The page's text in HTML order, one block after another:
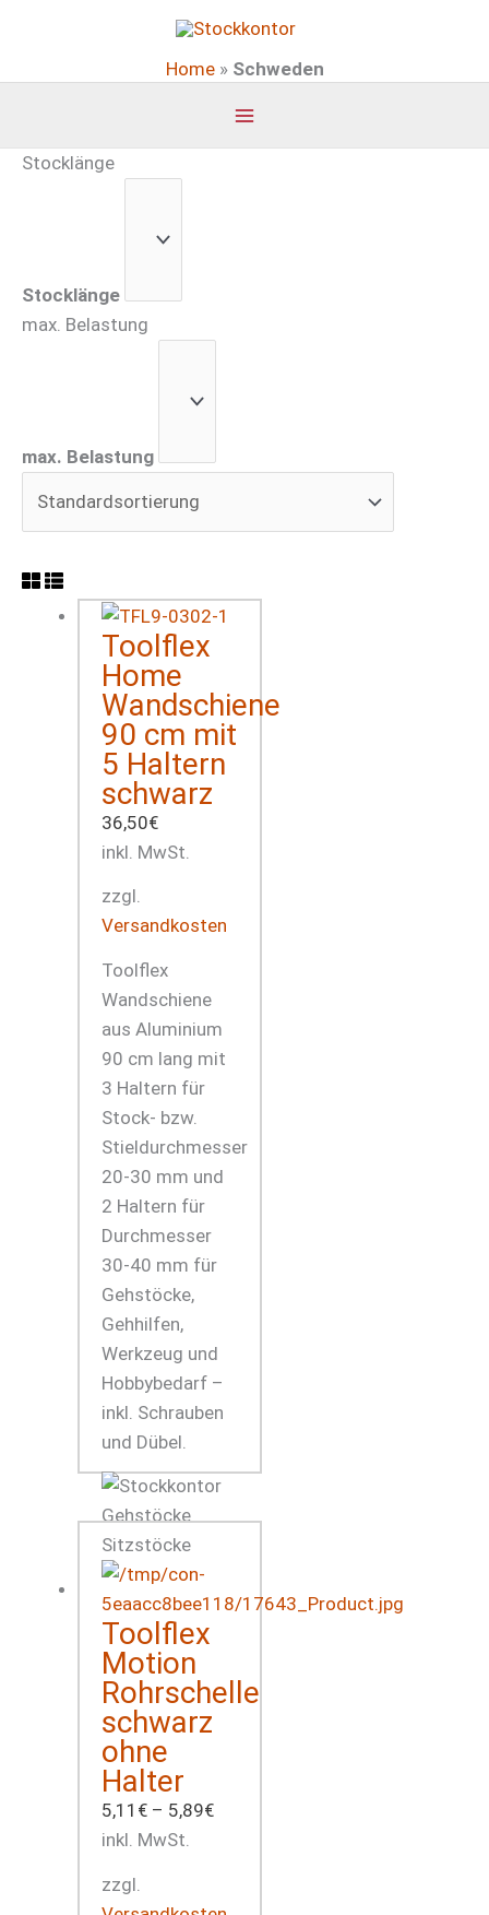
Home» Schweden
Stocklänge
Stocklänge
max. Belastung
max. Belastung
Toolflex
Home
Wandschiene
90 cm mit
5 Haltern
schwarz
36,50€
inkl. MwSt.
zzgl.
Versandkosten
Toolflex
Wandschiene
aus Aluminium
90 cm lang mit
3 Haltern für
Stock- bzw.
Stieldurchmesser
20-30 mm und
2 Haltern für
Durchmesser
30-40 mm für
Gehstöcke,
Gehhilfen,
Werkzeug und
Hobbybedarf –
inkl. Schrauben
und Dübel.
Toolflex
Motion
Rohrschelle
schwarz
ohne
Halter
5,11 € – 5,89€
inkl. MwSt.
zzgl.